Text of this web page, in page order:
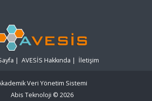
| AVESİS Hakkında | İletişim
Veri Yönetim Sistemi
Abis Teknoloji © 2026